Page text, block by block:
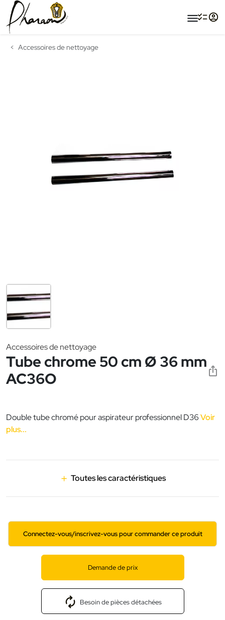
menu
Accessoires de nettoyage
Accessoires de nettoyage
Tube chrome 50 cm Ø 36 mm
AC36O
Double tube chromé pour aspirateur professionnel D36Voir
plus...
Toutes les caractéristiques
Connectez-vous/inscrivez-vous pour commander ce produit
Demande de prix
Besoin de pièces détachées